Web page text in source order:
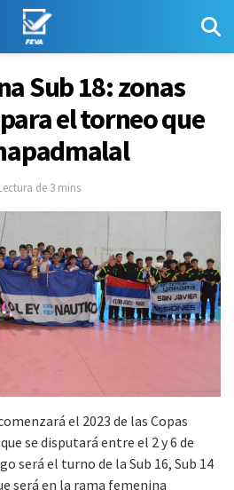
Sub 18: zonas
el torneo que
de 3 mins
el 2023 de las Copas
se disputará entre el 2 y 6 de
será el turno de la Sub 16, Sub 14
será en la rama femenina